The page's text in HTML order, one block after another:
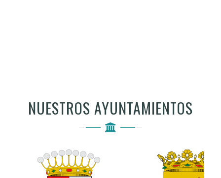
NUESTROS AYUNTAMIENTOS